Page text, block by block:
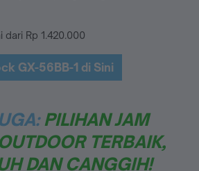
dari Rp 1.420.000
GX-56BB-1 di Sini
PILIHAN JAM
TERBAIK,
DAN CANGGIH!